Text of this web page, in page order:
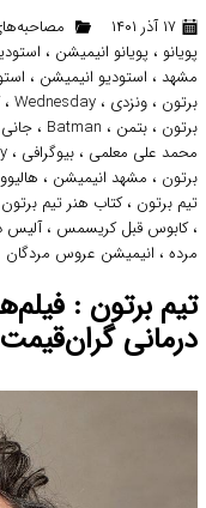
۱۷ آذر ۱۴۰۱
پویانو ، پویانو انیمیشن ،
مشهد ، استودیو انیمیشن ،
برتون ، ونزدی ، Wednesday،
برتون ، بتمن ، Batman ،
محمد علی معلمی ، بیوگرافی ،
برتون ، مشهد انیمیشن ،
تیم برتون ،کتاب هنر تیم برتون
،کابوس قبل کریسمس ،آلیس
مرده، انیمیشن عروس مردگان
تیم برتون :
درمانی